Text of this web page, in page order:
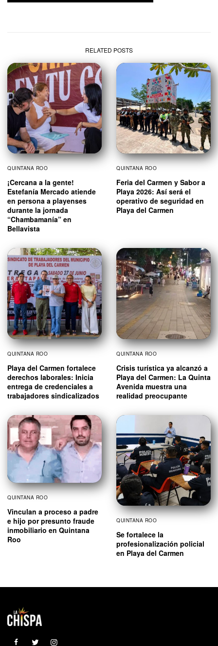
RELATED POSTS
QUINTANA ROO
¡Cercana a la gente!
Estefanía Mercado atiende
en persona a playenses
durante la jornada
“Chambamanía” en
Bellavista
QUINTANA ROO
Feria del Carmen y Sabor a
Playa 2026: Así será el
operativo de seguridad en
Playa del Carmen
QUINTANA ROO
Playa del Carmen fortalece
derechos laborales: Inicia
entrega de credenciales a
trabajadores sindicalizados
QUINTANA ROO
Crisis turística ya alcanzó a
Playa del Carmen: La Quinta
Avenida muestra una
realidad preocupante
QUINTANA ROO
Vinculan a proceso a padre
e hijo por presunto fraude
inmobiliario en Quintana
Roo
QUINTANA ROO
Se fortalece la
profesionalización policial
en Playa del Carmen